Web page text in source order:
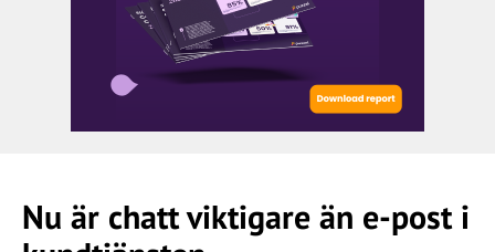
Nu är chatt viktigare än e-post i